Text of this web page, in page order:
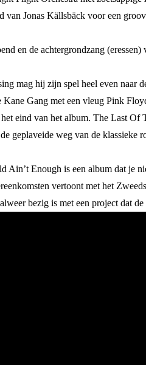
Jonas Källsbäck voor een
en de achtergrondzang
mag hij zijn spel heel even naar
Kane Gang met een vleug Pink
eind van het album. The Last Of
geplaveide weg van de
Enough is een album dat je
vertoont met het
bezig is met een project dat